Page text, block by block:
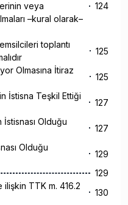
veya
–kural olarak–
124
toplantı
125
Olmasına İtiraz
125
İstisna Teşkil Ettiği
127
İstisnası Olduğu
127
Olduğu
129
129
TTK m. 416.2
130